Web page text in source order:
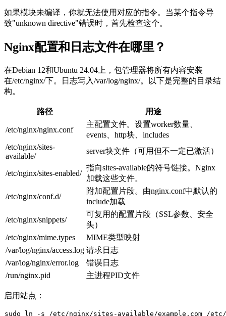
如果模块未编译，你就无法使用对应的指令。当某个指令导
致"unknown directive"错误时，首先检查这个。
Nginx配置和日志文件在哪里？
在Debian 12和Ubuntu 24.04上，包管理器将所有内容安装
在/etc/nginx/下。日志写入/var/log/nginx/。以下是完整的目录结
构。
路径 用途
/etc/nginx/nginx.conf
主配置文件。设置worker数量、
events、http块、includes
/etc/nginx/sites-
available/
server块文件（可用但不一定已激活）
/etc/nginx/sites-enabled/
指向sites-available的符号链接。Nginx
加载这些文件。
/etc/nginx/conf.d/
附加配置片段。由nginx.conf中默认的
include加载
/etc/nginx/snippets/
可复用的配置片段（SSL参数、安全
头）
/etc/nginx/mime.types
MIME类型映射
/var/log/nginx/access.log 请求日志
/var/log/nginx/error.log
错误日志
/run/nginx.pid
主进程PID文件
启用站点：
sudo ln